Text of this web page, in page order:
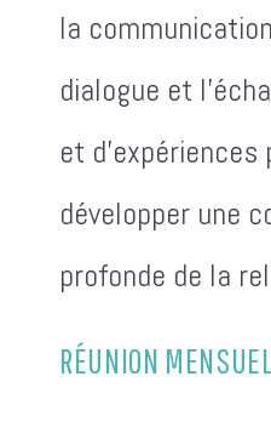
la
dialogue et
et
développer une
profonde de la
RÉUNION